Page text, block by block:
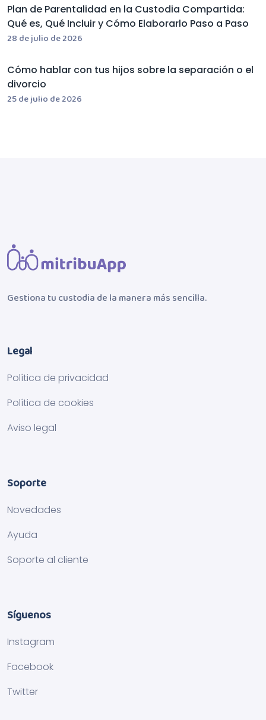
Plan de Parentalidad en la Custodia Compartida:
Qué es, Qué Incluir y Cómo Elaborarlo Paso a Paso
28 de julio de 2026
Cómo hablar con tus hijos sobre la separación o el
divorcio
25 de julio de 2026
Gestiona tu custodia de la manera más sencilla.
Legal
Política de privacidad
Política de cookies
Aviso legal
Soporte
Novedades
Ayuda
Soporte al cliente
Síguenos
Instagram
Facebook
Twitter